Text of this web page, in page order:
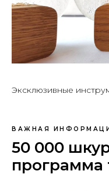
Эксклюзивные
ВАЖНАЯ
50 000
программа